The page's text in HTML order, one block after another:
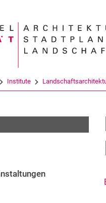
Suchbegriff
Institute